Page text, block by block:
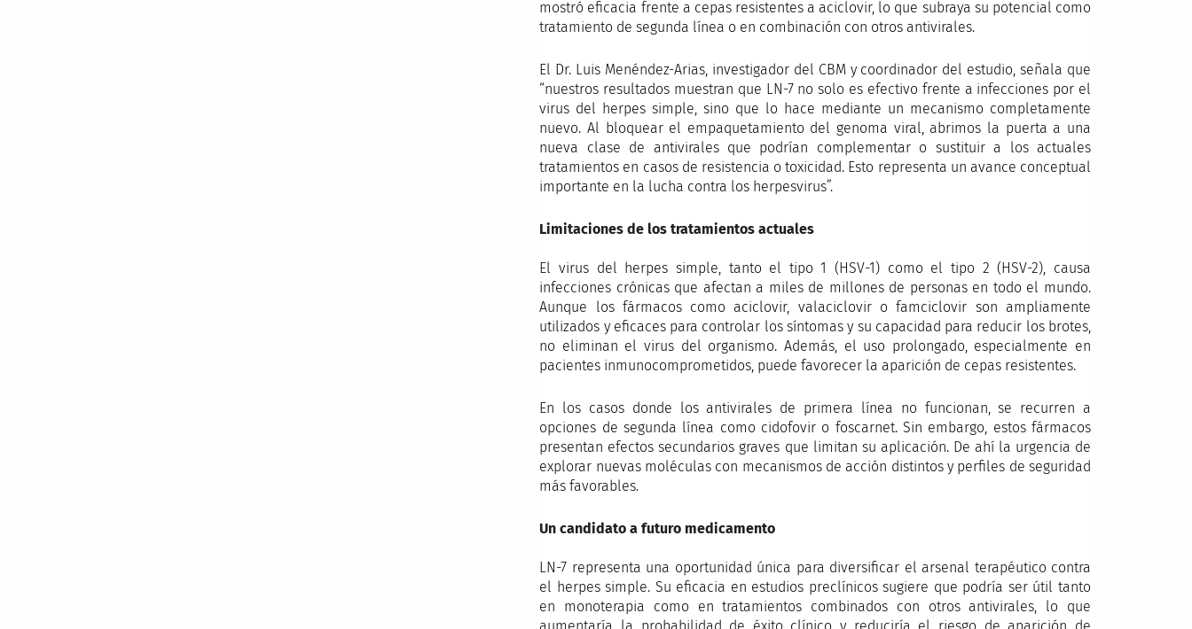
mostró eficacia frente a cepas resistentes a aciclovir, lo que subraya su potencial como
tratamiento de segunda línea o en combinación con otros antivirales.
El Dr. Luis Menéndez-Arias, investigador del CBM y coordinador del estudio, señala que
“nuestros resultados muestran que LN-7 no solo es efectivo frente a infecciones por el
virus del herpes simple, sino que lo hace mediante un mecanismo completamente
nuevo. Al bloquear el empaquetamiento del genoma viral, abrimos la puerta a una
nueva clase de antivirales que podrían complementar o sustituir a los actuales
tratamientos en casos de resistencia o toxicidad. Esto representa un avance conceptual
importante en la lucha contra los herpesvirus”.
Limitaciones de los tratamientos actuales
El virus del herpes simple, tanto el tipo 1 (HSV-1) como el tipo 2 (HSV-2), causa
infecciones crónicas que afectan a miles de millones de personas en todo el mundo.
Aunque los fármacos como aciclovir, valaciclovir o famciclovir son ampliamente
utilizados y eficaces para controlar los síntomas y su capacidad para reducir los brotes,
no eliminan el virus del organismo. Además, el uso prolongado, especialmente en
pacientes inmunocomprometidos, puede favorecer la aparición de cepas resistentes.
En los casos donde los antivirales de primera línea no funcionan, se recurren a
opciones de segunda línea como cidofovir o foscarnet. Sin embargo, estos fármacos
presentan efectos secundarios graves que limitan su aplicación. De ahí la urgencia de
explorar nuevas moléculas con mecanismos de acción distintos y perfiles de seguridad
más favorables.
Un candidato a futuro medicamento
LN-7 representa una oportunidad única para diversificar el arsenal terapéutico contra
el herpes simple. Su eficacia en estudios preclínicos sugiere que podría ser útil tanto
en monoterapia como en tratamientos combinados con otros antivirales, lo que